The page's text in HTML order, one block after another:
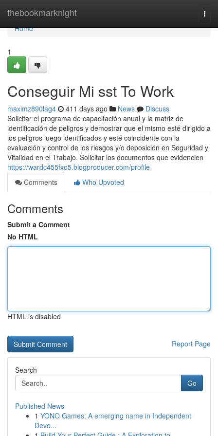
thebookmarknight
Home
Home
1
Conseguir Mi sst To Work
maximz890lag4 411 days ago News
Discuss
Solicitar el programa de capacitación anual y la matriz de
identificación de peligros y demostrar que el mismo esté dirigido a
los peligros luego identificados y esté coincidente con la
evaluación y control de los riesgos y/o deposición en Seguridad y
Vitalidad en el Trabajo. Solicitar los documentos que evidencien
https://wardc455fxo5.blogproducer.com/profile
Comments
Who Upvoted
Comments
Submit a Comment
No HTML
HTML is disabled
Report Page
Search
Go
Published News
1 YONO Games: A emerging name in Independent
Deve...